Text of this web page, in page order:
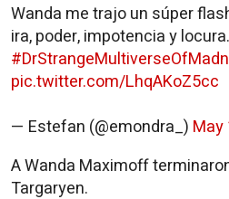
Wanda me trajo un súper
ira, poder, impotencia y
pic.twitter.com/LhqAKoZ5cc
— Estefan (@emondra_) May
A Wanda Maximoff
Targaryen.